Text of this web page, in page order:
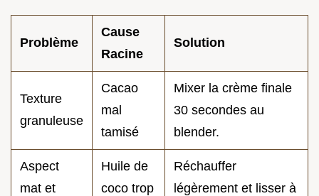
Problème
Cause
Racine
Solution
Texture
granuleuse
Cacao
mal
tamisé
Mixer la crème finale
30 secondes au
blender.
Aspect
mat et
Huile de
coco trop
Réchauffer
légèrement et lisser à